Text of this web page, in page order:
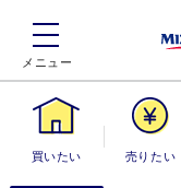
買いたい 売りたい